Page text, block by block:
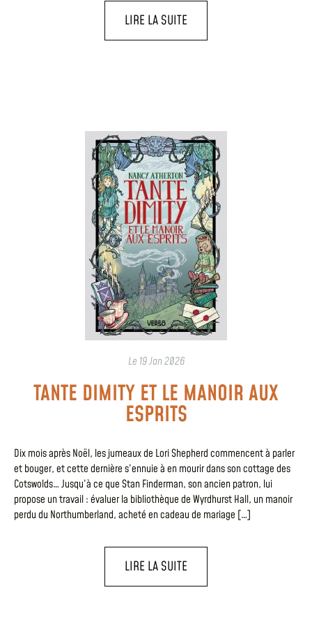
LIRE LA SUITE
Le 19 Jan 2026
TANTE DIMITY ET LE MANOIR AUX
ESPRITS
Dix mois après Noël, les jumeaux de Lori Shepherd commencent à parler
et bouger, et cette dernière s’ennuie à en mourir dans son cottage des
Cotswolds… Jusqu’à ce que Stan Finderman, son ancien patron, lui
propose un travail : évaluer la bibliothèque de Wyrdhurst Hall, un manoir
perdu du Northumberland, acheté en cadeau de mariage […]
LIRE LA SUITE